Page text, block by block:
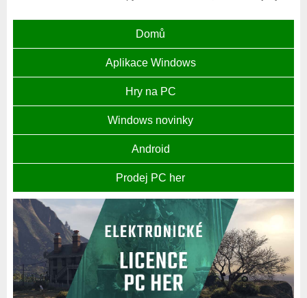
Domů
Aplikace Windows
Hry na PC
Windows novinky
Android
Prodej PC her